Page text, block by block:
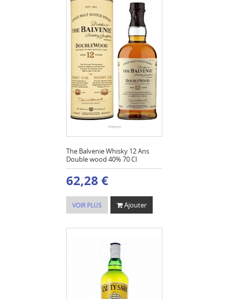
The Balvenie Whisky 12 Ans
Double wood 40% 70 Cl
62,28 €
VOIR PLUS Ajouter